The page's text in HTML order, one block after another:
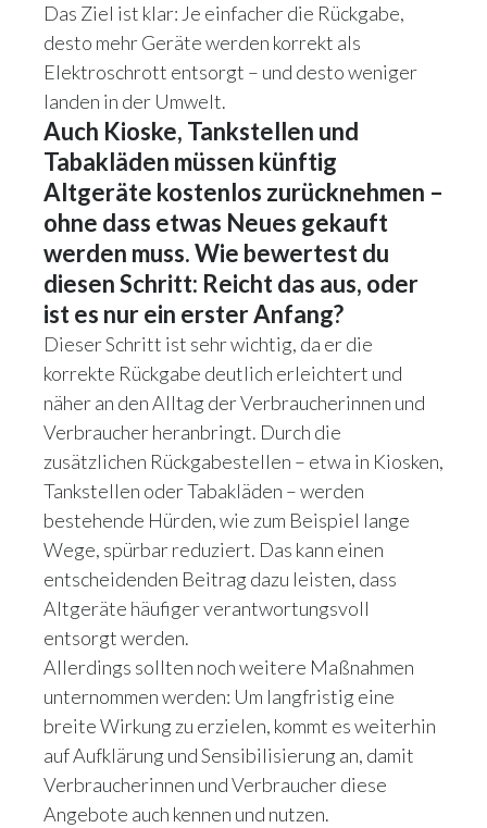
Das Ziel ist klar: Je einfacher die Rückgabe,
desto mehr Geräte werden korrekt als
Elektroschrott entsorgt – und desto weniger
landen in der Umwelt.
Auch Kioske, Tankstellen und
Tabakläden müssen künftig
Altgeräte kostenlos zurücknehmen –
ohne dass etwas Neues gekauft
werden muss. Wie bewertest du
diesen Schritt: Reicht das aus, oder
ist es nur ein erster Anfang?
Dieser Schritt ist sehr wichtig, da er die
korrekte Rückgabe deutlich erleichtert und
näher an den Alltag der Verbraucherinnen und
Verbraucher heranbringt. Durch die
zusätzlichen Rückgabestellen – etwa in Kiosken,
Tankstellen oder Tabakläden – werden
bestehende Hürden, wie zum Beispiel lange
Wege, spürbar reduziert. Das kann einen
entscheidenden Beitrag dazu leisten, dass
Altgeräte häufiger verantwortungsvoll
entsorgt werden.
Allerdings sollten noch weitere Maßnahmen
unternommen werden: Um langfristig eine
breite Wirkung zu erzielen, kommt es weiterhin
auf Aufklärung und Sensibilisierung an, damit
Verbraucherinnen und Verbraucher diese
Angebote auch kennen und nutzen.